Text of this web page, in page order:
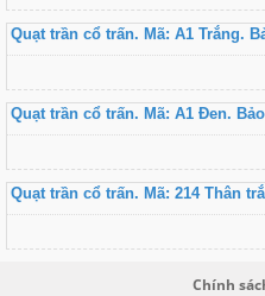
Quạt trần cổ trấn. Mã: A1 Trắng.
Quạt trần cổ trấn. Mã: A1 Đen.
Quạt trần cổ trấn. Mã: 214 Thân
Chính